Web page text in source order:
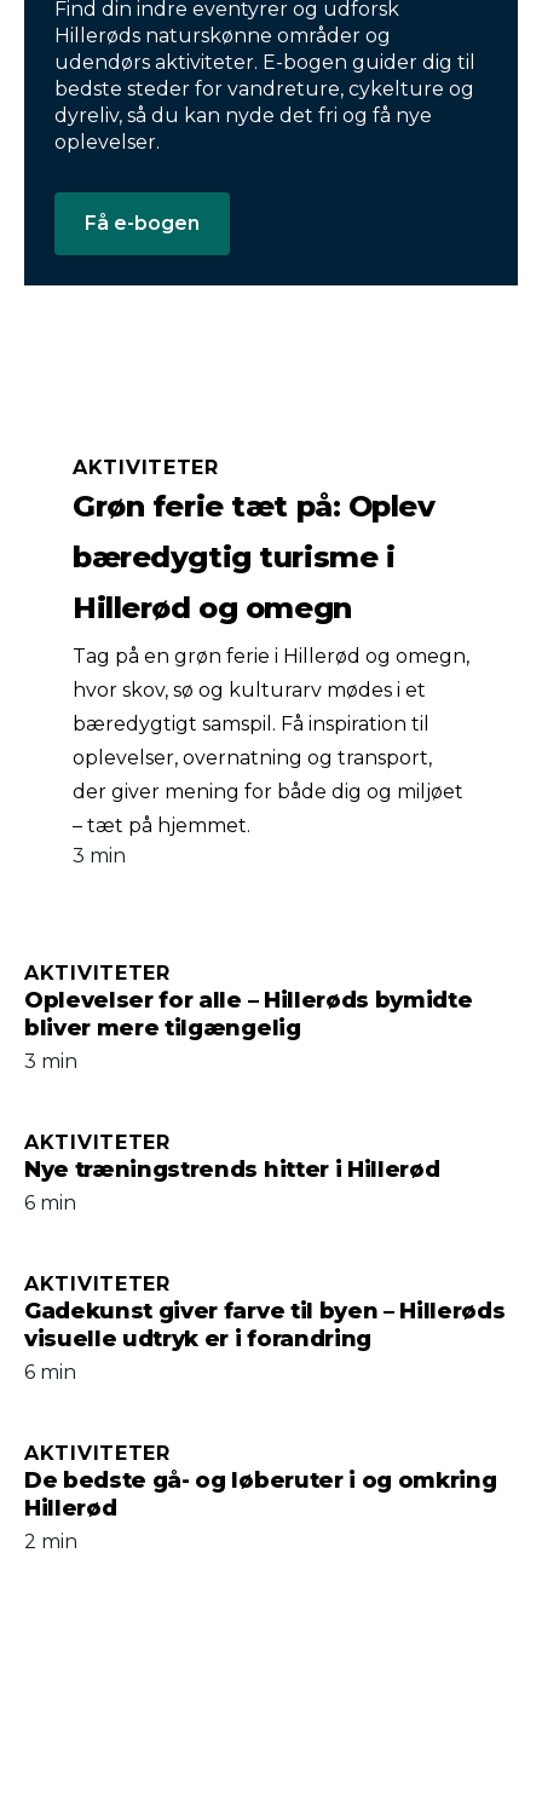
Find din indre eventyrer og udforsk
Hillerøds naturskønne områder og
udendørs aktiviteter. E-bogen guider dig til
bedste steder for vandreture, cykelture og
dyreliv, så du kan nyde det fri og få nye
oplevelser.
Få e-bogen
Grøn ferie tæt på: Oplev
bæredygtig turisme i
Hillerød og omegn
AKTIVITETER
3 min
Tag på en grøn ferie i Hillerød og omegn,
hvor skov, sø og kulturarv mødes i et
bæredygtigt samspil. Få inspiration til
oplevelser, overnatning og transport,
der giver mening for både dig og miljøet
– tæt på hjemmet.
Oplevelser for alle – Hillerøds bymidte
bliver mere tilgængelig
AKTIVITETER
3 min
Nye træningstrends hitter i Hillerød
AKTIVITETER
6 min
Gadekunst giver farve til byen – Hillerøds
visuelle udtryk er i forandring
AKTIVITETER
6 min
De bedste gå- og løberuter i og omkring
Hillerød
AKTIVITETER
2 min